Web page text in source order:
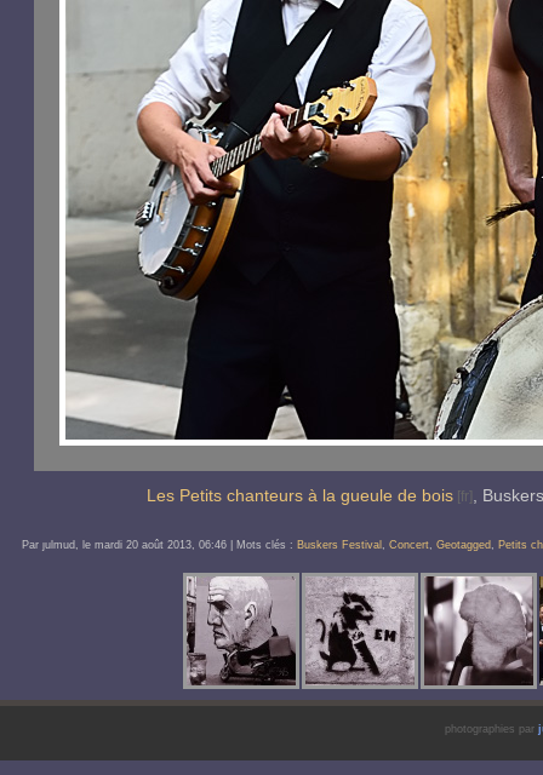
Les Petits chanteurs à la gueule de bois ,
Par ȷulmud, lemardi 20 août 2013 , 06:46 | Mots clés : Buskers Festival ,Concert ,Geotagged Petits
photographies par